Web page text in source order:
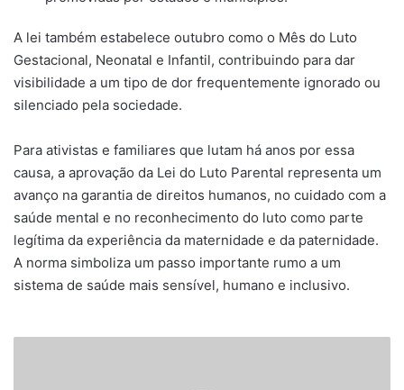
A lei também estabelece outubro como o Mês do Luto
Gestacional, Neonatal e Infantil, contribuindo para dar
visibilidade a um tipo de dor frequentemente ignorado ou
silenciado pela sociedade.
Para ativistas e familiares que lutam há anos por essa
causa, a aprovação da Lei do Luto Parental representa um
avanço na garantia de direitos humanos, no cuidado com a
saúde mental e no reconhecimento do luto como parte
legítima da experiência da maternidade e da paternidade.
A norma simboliza um passo importante rumo a um
sistema de saúde mais sensível, humano e inclusivo.